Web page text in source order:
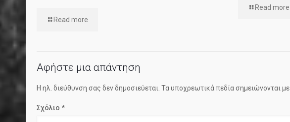
Read more
Read more
Αφήστε μια απάντηση
Η ηλ. διεύθυνση σας δεν δημοσιεύεται. Τα υποχρεωτικά πεδία σημειώνονται με
Σχόλιο *